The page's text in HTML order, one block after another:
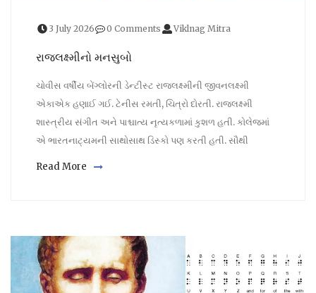
3 July 2026 0 Comments Viklnag Mitra
રાજલક્ષ્મીનો મનસુબો
ચોવીસ વર્ષીય બેંગ્લોરની ડેન્ટીસ્ટ રાજલક્ષ્મીની જીવનલક્ષ્મી
એકાએક હણાઈ ગઈ. ટેનીસ રમતી, ચિત્રો દોરતી. રાજલક્ષ્મી
શાસ્ત્રીય સંગીત અને પાશ્ચાત્ય નૃત્યકળામાં કુશળ હતી. કોલેજમાં
એ ભારતનાટ્યમની સાથોસાથ ડિસ્કો પણ કરતી હતી. સૌથી
Read More